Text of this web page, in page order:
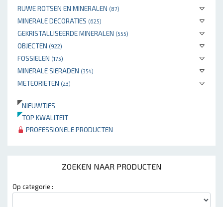
RUWE ROTSEN EN MINERALEN (87)
MINERALE DECORATIES (625)
GEKRISTALLISEERDE MINERALEN (555)
OBJECTEN (922)
FOSSIELEN (175)
MINERALE SIERADEN (354)
METEORIETEN (23)
NIEUWTJES
TOP KWALITEIT
PROFESSIONELE PRODUCTEN
ZOEKEN NAAR PRODUCTEN
Op categorie :